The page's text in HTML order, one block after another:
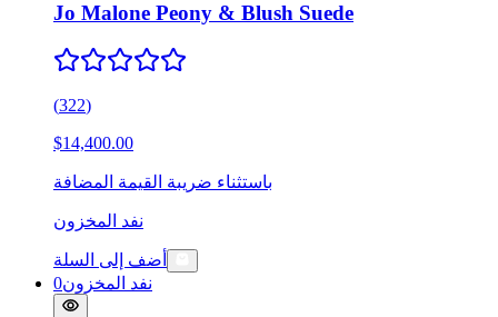
Jo Malone Peony & Blush Suede
(322)
$14,400.00
باستثناء ضريبة القيمة المضافة
نفد المخزون
أضف إلى السلة
نفد المخزون0